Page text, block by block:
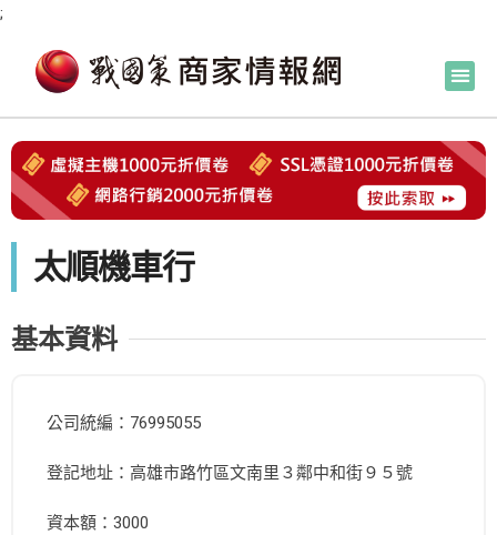
;
太順機車行
基本資料
公司統編：76995055
登記地址：高雄市路竹區文南里３鄰中和街９５號
資本額：3000